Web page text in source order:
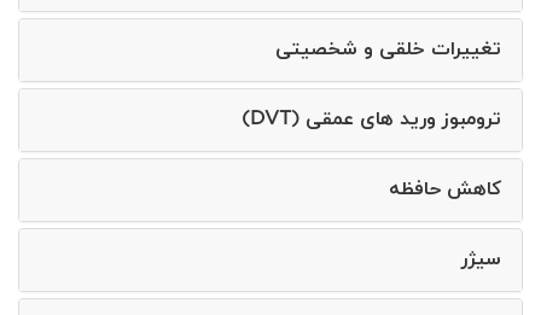
تغییرات خلقی و شخصیتی
ترومبوز ورید های عمقی (DVT)
کاهش حافظه
سیژر